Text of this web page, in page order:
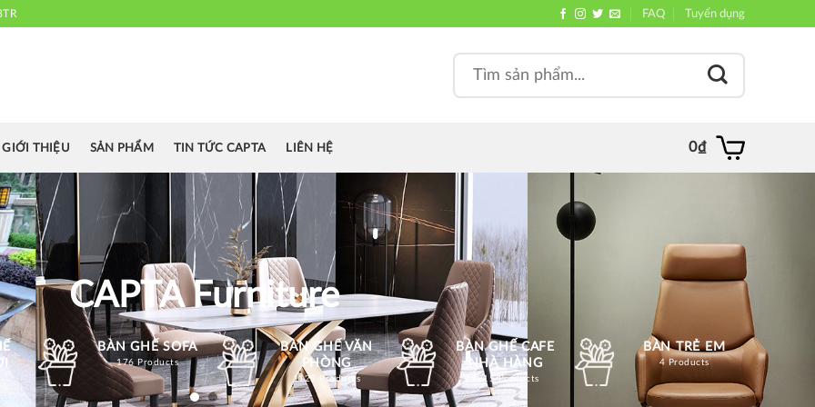
FAQ Tuyển dụng
for:
GIỚI THIỆU SẢN PHẨM TIN TỨC CAPTA LIÊN HỆ 0₫
CAPTA Furniture
BÀN GHẾ SOFA
176 Products
BÀN GHẾ VĂN
PHÒNG
1129 Products
BÀN GHẾ CAFE
NHÀ HÀNG
1215 Products
BÀN TRẺ EM
4 Products